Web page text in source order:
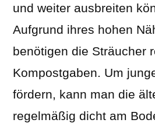
und weiter ausbreiten
Aufgrund ihres hohen
benötigen die Sträucher
Kompostgaben. Um
fördern, kann man die
regelmäßig dicht am